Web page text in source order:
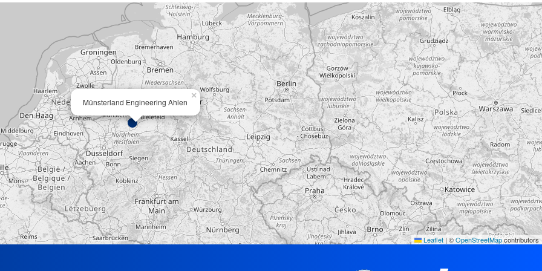
Münsterland Engineering Ahlen
×
Leaflet | ©OpenStreetMapcontributors